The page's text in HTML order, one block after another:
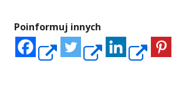
Poinformuj innych
StronaStrona